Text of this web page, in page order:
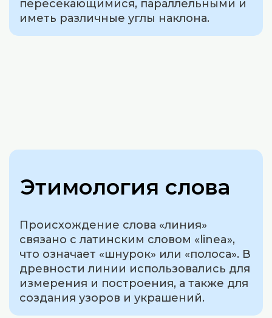
пересекающимися, параллельными и
иметь различные углы наклона.
Этимология слова
Происхождение слова «линия»
связано с латинским словом «linea»,
что означает «шнурок» или «полоса». В
древности линии использовались для
измерения и построения, а также для
создания узоров и украшений.